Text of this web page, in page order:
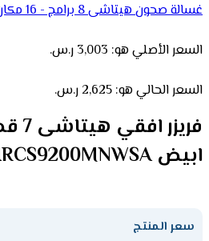
غسالة صحون هيتاشى 8 برامج - 16 مكان -ابيض HDF-F168CV(W)
السعر الأصلي هو: 3,003 ر.س.
السعر الحالي هو: 2,625 ر.س.
ابيض HRCS9200MNWSA
سعر المنتج